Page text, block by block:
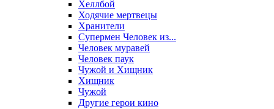
Хеллбой
Ходячие мертвецы
Хранители
Супермен Человек из...
Человек муравей
Человек паук
Чужой и Хищник
Хищник
Чужой
Другие герои кино